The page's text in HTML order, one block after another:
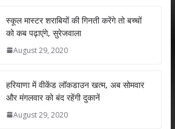
स्कूल मास्टर शराबियों की गिनती करेंगे तो बच्चों
को कब पढ़ाएंगे, सुरेजवाला
August 29, 2020
हरियाणा में वीकेंड लॉकडाउन खत्म, अब सोमवार
और मंगलवार को बंद रहेंगी दुकानें
August 29, 2020